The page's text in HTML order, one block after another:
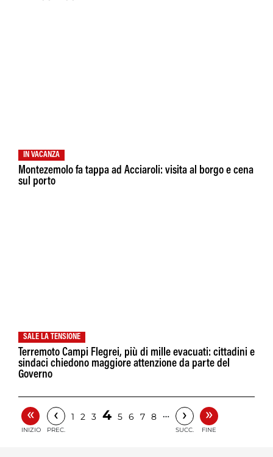
IN VACANZA
Montezemolo fa tappa ad Acciaroli: visita al borgo e cena
sul porto
SALE LA TENSIONE
Terremoto Campi Flegrei, più di mille evacuati: cittadini e
sindaci chiedono maggiore attenzione da parte del
Governo
«
INIZIO
‹
PREC.
1 2 3 4 5 6 7 8 … ›
SUCC.
»
FINE